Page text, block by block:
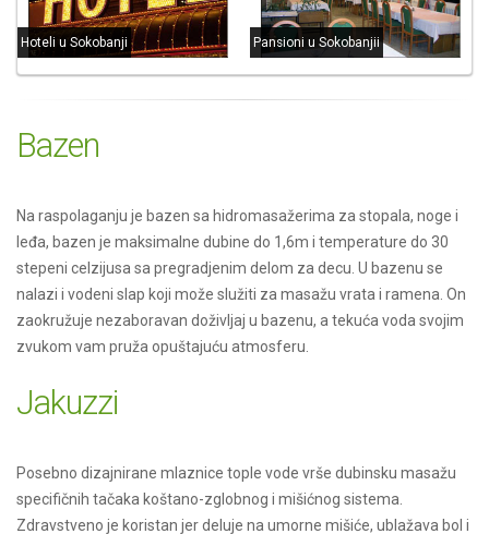
Hoteli u Sokobanji Pansioni u Sokobanjii
Bazen
Na raspolaganju je bazen sa hidromasažerima za stopala, noge i
leđa, bazen je maksimalne dubine do 1,6m i temperature do 30
stepeni celzijusa sa pregradjenim delom za decu. U bazenu se
nalazi i vodeni slap koji može služiti za masažu vrata i ramena. On
zaokružuje nezaboravan doživljaj u bazenu, a tekuća voda svojim
zvukom vam pruža opuštajuću atmosferu.
Jakuzzi
Posebno dizajnirane mlaznice tople vode vrše dubinsku masažu
specifičnih tačaka koštano-zglobnog i mišićnog sistema.
Zdravstveno je koristan jer deluje na umorne mišiće, ublažava bol i